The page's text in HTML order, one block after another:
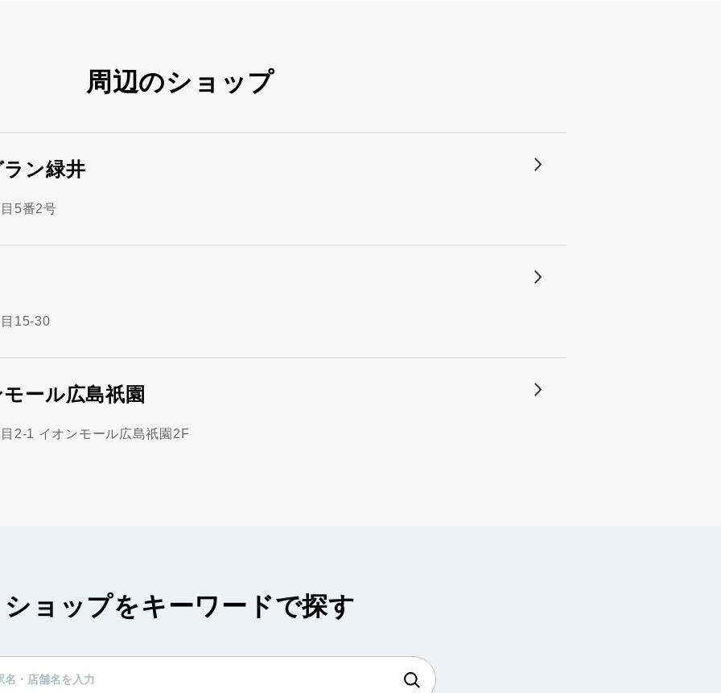
周辺のショップ
ン緑井
5番2号
15-30
ール広島祇園
2-1 イオンモール広島祇園2F
ショップをキーワードで探す